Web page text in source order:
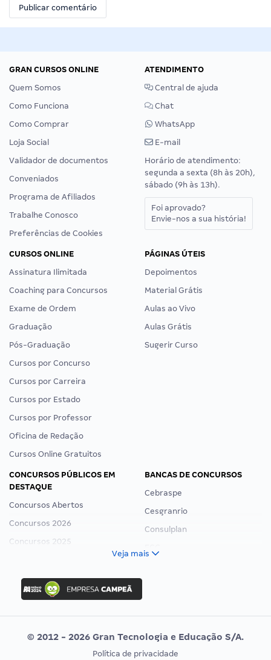
GRAN CURSOS ONLINE
Quem Somos
Como Funciona
Como Comprar
Loja Social
Validador de documentos
Conveniados
Programa de Afiliados
Trabalhe Conosco
Preferências de Cookies
ATENDIMENTO
Central de ajuda
Chat
WhatsApp
E-mail
Horário de atendimento:
segunda a sexta (8h às 20h),
sábado (9h às 13h).
Foi aprovado?
Envie-nos a sua história!
CURSOS ONLINE
Assinatura Ilimitada
Coaching para Concursos
Exame de Ordem
Graduação
Pós-Graduação
Cursos por Concurso
Cursos por Carreira
Cursos por Estado
Cursos por Professor
Oficina de Redação
Cursos Online Gratuitos
PÁGINAS ÚTEIS
Depoimentos
Material Grátis
Aulas ao Vivo
Aulas Grátis
Sugerir Curso
CONCURSOS PÚBLICOS EM
DESTAQUE
Concursos Abertos
Concursos 2026
Concursos 2025
Concurso Ibama
Concurso MPU
Editais publicados
BANCAS DE CONCURSOS
Cebraspe
Cesgranrio
Consulplan
Vunesp
Veja mais
© 2012 - 2026 Gran Tecnologia e Educação S/A.
Política de privacidade